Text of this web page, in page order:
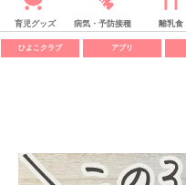
育児グッズ 病気・予防接種 離乳食
ひよこクラブ アプリ